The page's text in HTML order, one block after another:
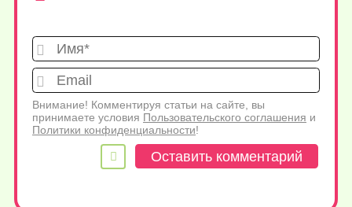
Имя*
Внимание! Комментируя статьи на сайте, вы
принимаете условия Пользовательского соглашения и
Политики конфиденциальности!